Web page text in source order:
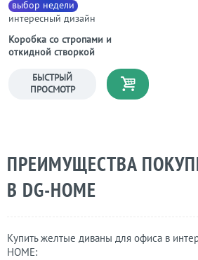
Коробка со стропами и
откидной створкой
выбор недели
интересный дизайн
БЫСТРЫЙ
ПРОСМОТР
ПРЕИМУЩЕСТВА
В DG-НОМЕ
Купить желтые диваны для офиса в
НОМЕ: